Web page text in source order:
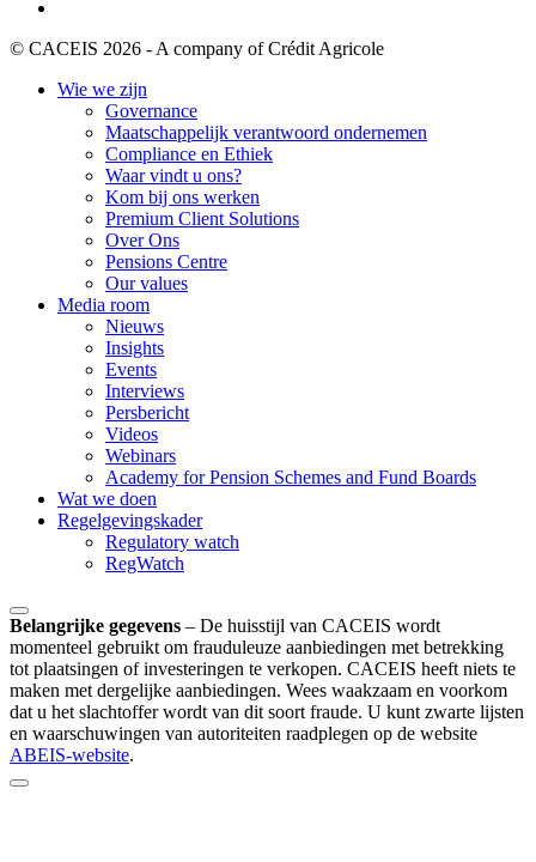
© CACEIS 2026 - A company of Crédit Agricole
Wie we zijn
Governance
Maatschappelijk verantwoord ondernemen
Compliance en Ethiek
Waar vindt u ons?
Kom bij ons werken
Premium Client Solutions
Over Ons
Pensions Centre
Our values
Media room
Nieuws
Insights
Events
Interviews
Persbericht
Videos
Webinars
Academy for Pension Schemes and Fund Boards
Wat we doen
Regelgevingskader
Regulatory watch
RegWatch
Belangrijke gegevens – De huisstijl van CACEIS wordt
momenteel gebruikt om frauduleuze aanbiedingen met betrekking
tot plaatsingen of investeringen te verkopen. CACEIS heeft niets te
maken met dergelijke aanbiedingen. Wees waakzaam en voorkom
dat u het slachtoffer wordt van dit soort fraude. U kunt zwarte lijsten
en waarschuwingen van autoriteiten raadplegen op de website
ABEIS-website.